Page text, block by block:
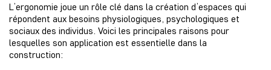
L’ergonomie joue un rôle clé dans la création d’espaces qui
répondent aux besoins physiologiques, psychologiques et
sociaux des individus. Voici les principales raisons pour
lesquelles son application est essentielle dans la
construction: